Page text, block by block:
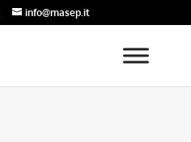
info@masep.it